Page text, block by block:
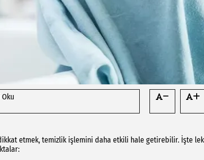
etmek, temizlik işlemini daha etkili hale getirebilir. İşte